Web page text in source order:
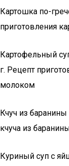
Картошка по-
приготовления
Картофельный
г. Рецепт
молоком
Кчуч из
кчуча из
Куриный суп с